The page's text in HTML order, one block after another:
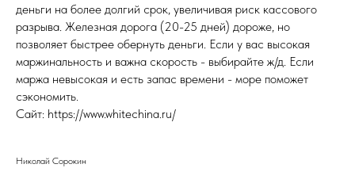
деньги на более долгий срок, увеличивая риск кассового
разрыва. Железная дорога (20-25 дней) дороже, но
позволяет быстрее обернуть деньги. Если у вас высокая
маржинальность и важна скорость - выбирайте ж/д. Если
маржа невысокая и есть запас времени - море поможет
сэкономить.
Сайт: https://www.whitechina.ru/
Николай Сорокин